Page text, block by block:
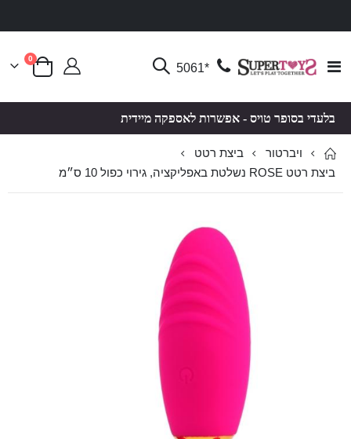
Toggle
*5061 סל קניות
0פריטים
בלעדי בסופר טויס - אפשרות לאספקה מיידית
ויברטור
ביצת רטט
ביצת רטט ROSE נשלטת באפליקציה, גירוי כפול 10 ס״מ